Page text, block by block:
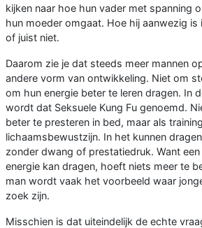
kijken naar hoe hun vader met spanning
hun moeder omgaat. Hoe hij aanwezig is
of juist niet.
Daarom zie je dat steeds meer mannen
andere vorm van ontwikkeling. Niet om
om hun energie beter te leren dragen. In
wordt dat Seksuele Kung Fu genoemd.
beter te presteren in bed, maar als
lichaamsbewustzijn. In het kunnen
zonder dwang of prestatiedruk. Want
energie kan dragen, hoeft niets meer te
man wordt vaak het voorbeeld waar
zoek zijn.
Misschien is dat uiteindelijk de echte